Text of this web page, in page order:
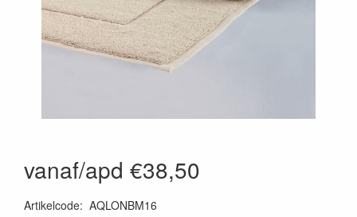
vanaf/apd €38,50
Artikelcode: AQLONBM16